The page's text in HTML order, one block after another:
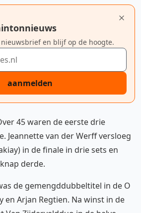
en blijf op de hoogte.
aanmelden
45 waren de eerste drie
Jeannette van der Werff versloeg
in de finale in drie sets en
derde.
de gemengddubbeltitel in de O
en Arjan Regtien. Na winst in de